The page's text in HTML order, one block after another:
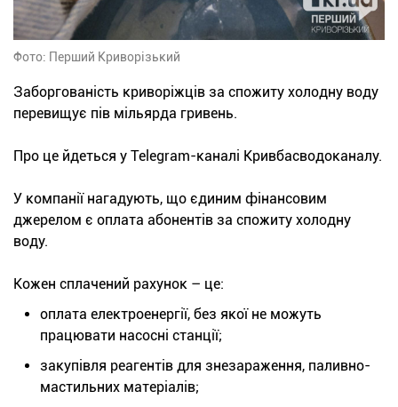
Фото: Перший Криворізький
Заборгованість криворіжців за спожиту холодну воду
перевищує пів мільярда гривень.
Про це йдеться у Telegram-каналі Кривбасводоканалу.
У компанії нагадують, що єдиним фінансовим
джерелом є оплата абонентів за спожиту холодну
воду.
Кожен сплачений рахунок – це:
оплата електроенергії, без якої не можуть
працювати насосні станції;
закупівля реагентів для знезараження, паливно-
мастильних матеріалів;